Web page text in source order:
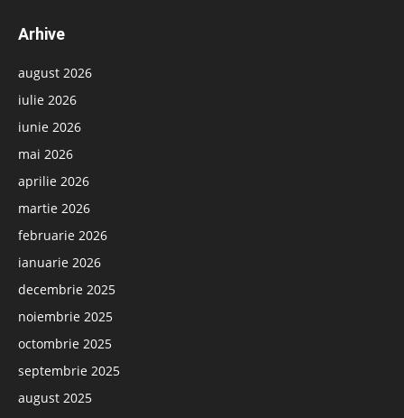
Arhive
august 2026
iulie 2026
iunie 2026
mai 2026
aprilie 2026
martie 2026
februarie 2026
ianuarie 2026
decembrie 2025
noiembrie 2025
octombrie 2025
septembrie 2025
august 2025